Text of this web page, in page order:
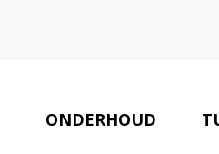
ONDERHOUD